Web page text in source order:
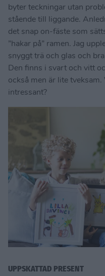
byter teckningar utan
stående till liggande.
det snap on-fäste som
”hakar på” ramen. Jag
snyggt trä och glas och
Den finns i svart och vitt
också men är lite
intressant?
UPPSKATTAD PRESENT